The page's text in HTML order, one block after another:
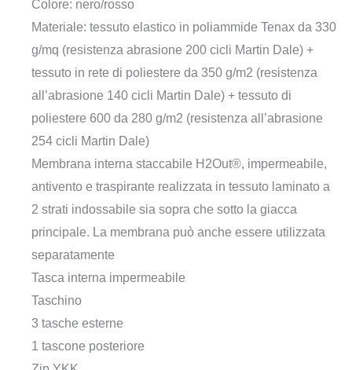
quantità
Colore: nero/rosso
Materiale: tessuto elastico in poliammide Tenax da 330
g/mq (resistenza abrasione 200 cicli Martin Dale) +
tessuto in rete di poliestere da 350 g/m2 (resistenza
all’abrasione 140 cicli Martin Dale) + tessuto di
poliestere 600 da 280 g/m2 (resistenza all’abrasione
254 cicli Martin Dale)
Membrana interna staccabile H2Out®, impermeabile,
antivento e traspirante realizzata in tessuto laminato a
2 strati indossabile sia sopra che sotto la giacca
principale. La membrana può anche essere utilizzata
separatamente
Tasca interna impermeabile
Taschino
3 tasche esterne
1 tascone posteriore